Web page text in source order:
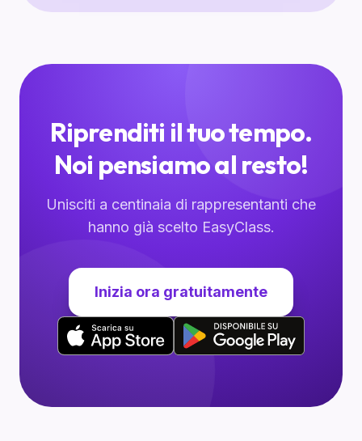
Riprenditi il tuo tempo.
Noi pensiamo al resto!
Unisciti a centinaia di rappresentanti che
hanno già scelto EasyClass.
Inizia ora gratuitamente